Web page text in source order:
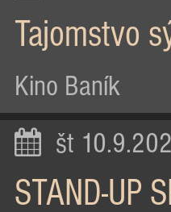
Tajomstvo
Kino Baník
št
STAND-UP